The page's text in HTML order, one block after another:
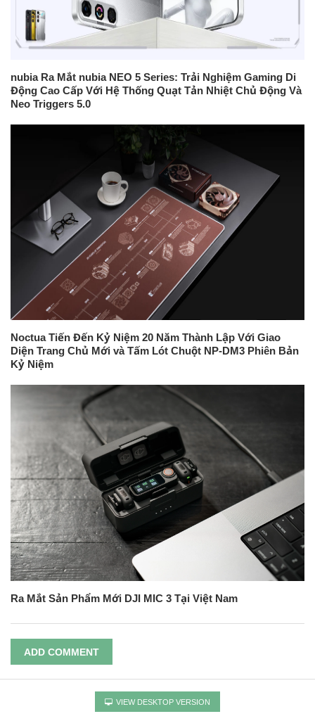
nubia Ra Mắt nubia NEO 5 Series: Trải Nghiệm Gaming Di
Động Cao Cấp Với Hệ Thống Quạt Tản Nhiệt Chủ Động Và
Neo Triggers 5.0
Noctua Tiến Đến Kỷ Niệm 20 Năm Thành Lập Với Giao
Diện Trang Chủ Mới và Tấm Lót Chuột NP-DM3 Phiên Bản
Kỷ Niệm
Ra Mắt Sản Phẩm Mới DJI MIC 3 Tại Việt Nam
ADD COMMENT
VIEW DESKTOP VERSION